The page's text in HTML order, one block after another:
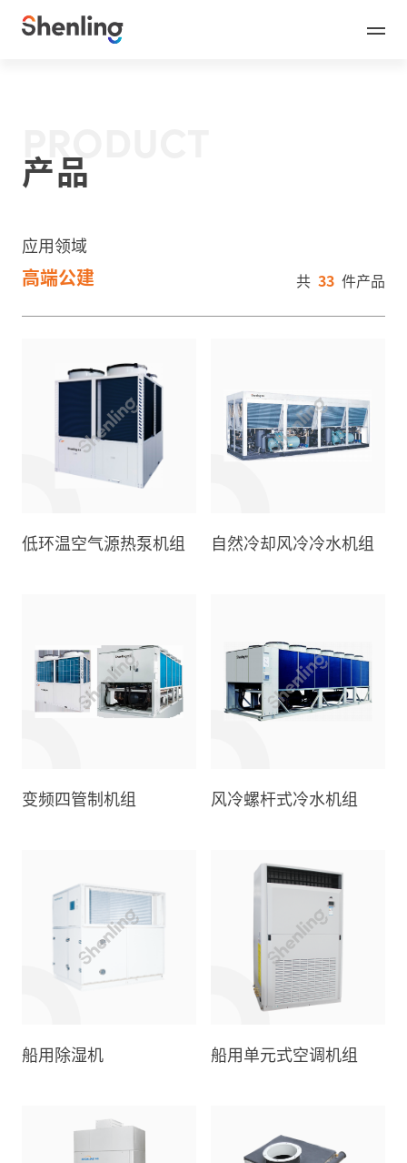
PRODUCT
产品
应用领域
高端公建 共 33 件产品
低环温空气源热泵机组 自然冷却风冷冷水机组
变频四管制机组 风冷螺杆式冷水机组
船用除湿机 船用单元式空调机组